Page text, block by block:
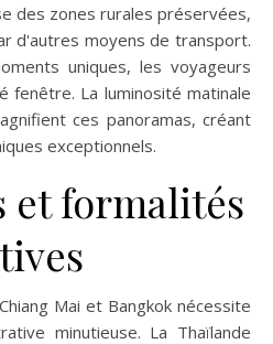
des zones rurales préservées,
d'autres moyens de transport.
uniques, les voyageurs
fenêtre. La luminosité matinale
ces panoramas, créant
exceptionnels.
et formalités
Mai et Bangkok nécessite
minutieuse. La Thaïlande